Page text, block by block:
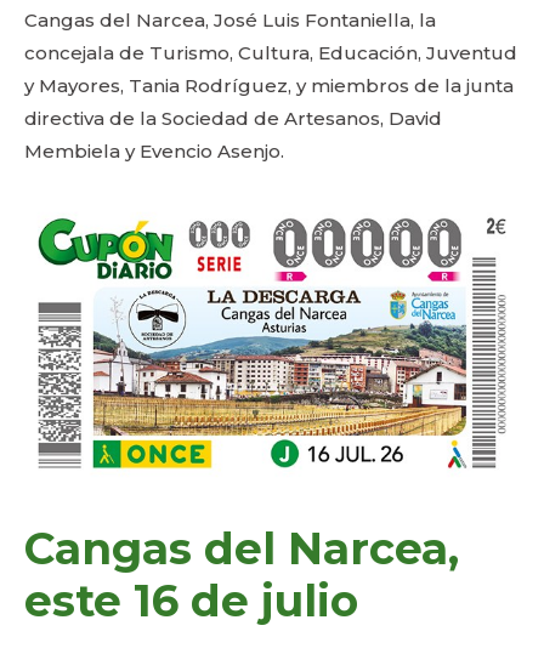
Cangas del Narcea, José Luis Fontaniella, la
concejala de Turismo, Cultura, Educación, Juventud
y Mayores, Tania Rodríguez, y miembros de la junta
directiva de la Sociedad de Artesanos, David
Membiela y Evencio Asenjo.
Cangas del Narcea,
este 16 de julio